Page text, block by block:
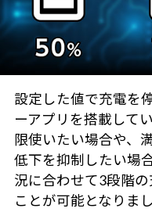
設定した値で充電を
ーアプリを搭載して
限使いたい場合や、
低下を抑制したい場
況に合わせて3段階
ことが可能となりまし